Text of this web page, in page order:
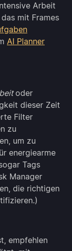
Arbeit
mit Frames
AI Planner
oder
dieser Zeit
Filter
zu
um zu
energiearme
Tags
Manager
die richtigen
empfehlen